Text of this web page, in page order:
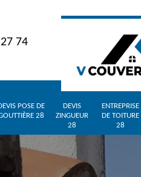
74
POSE DE
28
DEVIS
ZINGUEUR
28
ENTREPRISE
DE TOITURE
28